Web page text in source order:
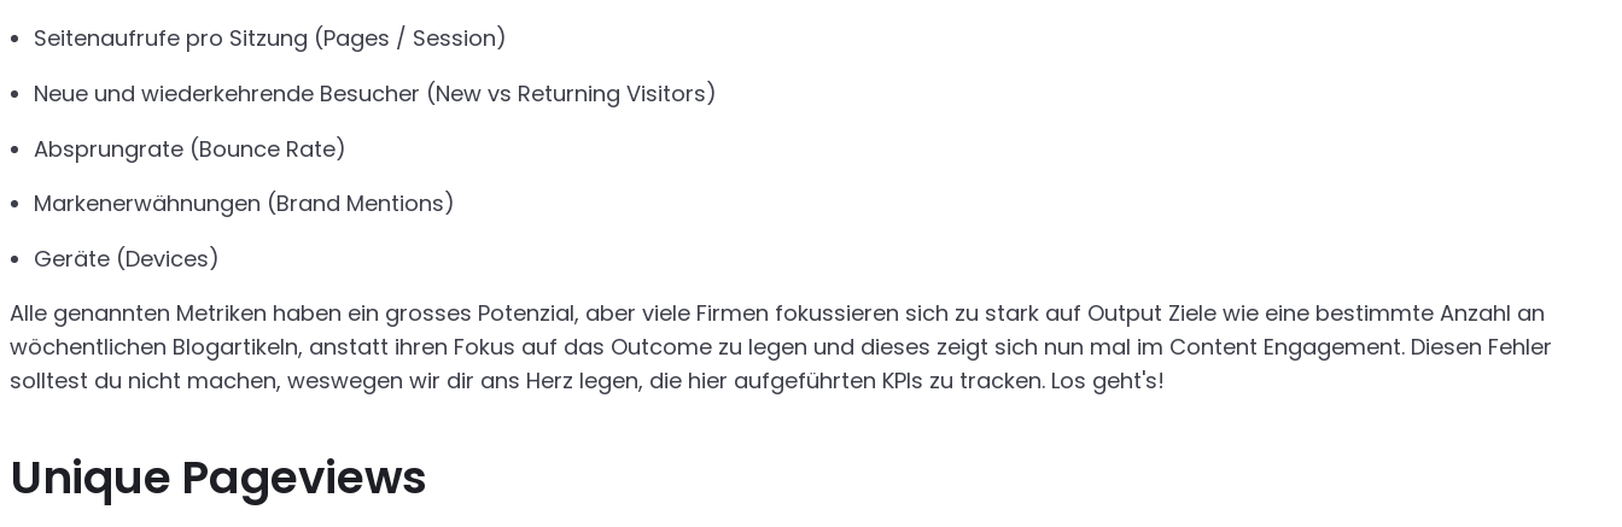
Seitenaufrufe pro Sitzung (Pages / Session)
Neue und wiederkehrende Besucher (New vs Returning Visitors)
Absprungrate (Bounce Rate)
Markenerwähnungen (Brand Mentions)
Geräte (Devices)
Alle genannten Metriken haben ein grosses Potenzial, aber viele Firmen fokussieren sich zu stark auf Output Ziele wie eine bestimmte Anzahl an
wöchentlichen Blogartikeln, anstatt ihren Fokus auf das Outcome zu legen und dieses zeigt sich nun mal im Content Engagement. Diesen Fehler
solltest du nicht machen, weswegen wir dir ans Herz legen, die hier aufgeführten KPIs zu tracken. Los geht's!
Unique Pageviews